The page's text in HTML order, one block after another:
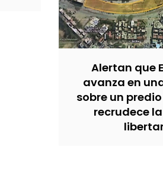
Alertan que
avanza en
sobre un
recrudece